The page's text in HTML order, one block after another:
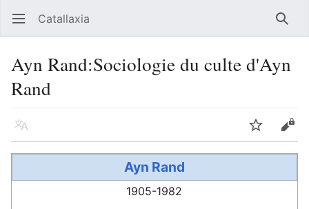
Ouvrir le menu principal Catallaxia
Ayn Rand:Sociologie du culte d'Ayn
Rand
Langue Suivre
Ayn Rand
1905-1982